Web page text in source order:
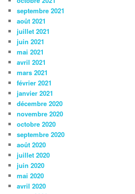
septembre 2021
août 2021
juillet 2021
juin 2021
mai 2021
avril 2021
mars 2021
février 2021
janvier 2021
décembre 2020
novembre 2020
octobre 2020
septembre 2020
août 2020
juillet 2020
juin 2020
mai 2020
avril 2020